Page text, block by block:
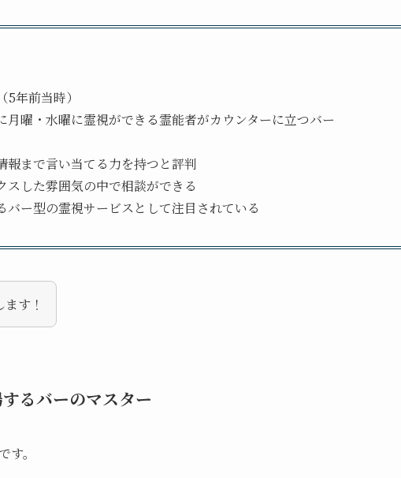
年前当時）
曜・水曜に霊視ができる霊能者がカウンターに立つバー
まで言い当てる力を持つと評判
した雰囲気の中で相談ができる
ー型の霊視サービスとして注目されている
す！
るバーのマスター
。